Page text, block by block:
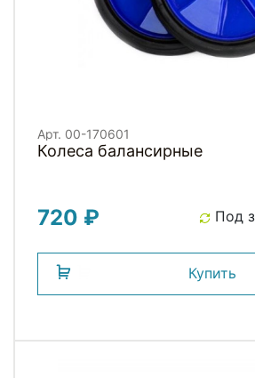
Арт. 00-170601
Колеса балансирные
720 ₽ Под
Купить